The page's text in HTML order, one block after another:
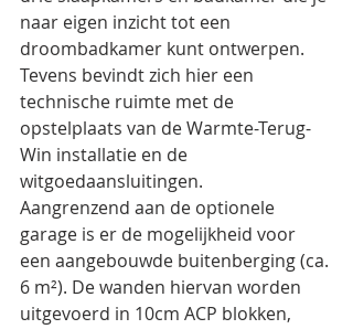
naar eigen inzicht tot een
droombadkamer kunt ontwerpen.
Tevens bevindt zich hier een
technische ruimte met de
opstelplaats van de Warmte-Terug-
Win installatie en de
witgoedaansluitingen.
Aangrenzend aan de optionele
garage is er de mogelijkheid voor
een aangebouwde buitenberging (ca.
6 m²). De wanden hiervan worden
uitgevoerd in 10cm ACP blokken,